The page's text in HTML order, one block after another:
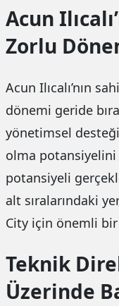
Acun
Zorlu
Acun Ilıcalı’nın
dönemi geride
yönetimsel
olma potansiyelini
potansiyeli
alt sıralarındaki
City için önemli bir
Teknik
Üzerinde